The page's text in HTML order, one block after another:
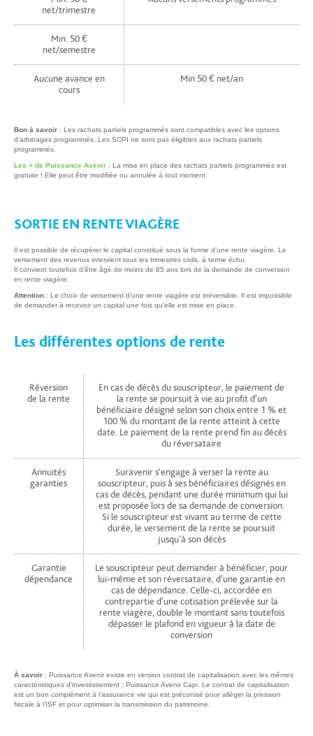
net/trimestre
Min. 50 €
net/semestre
Aucune avance en
cours
Min 50 € net/an
Bon à savoir : Les rachats partiels programmés sont compatibles avec les options
d’arbitrages programmés. Les SCPI ne sont pas éligibles aux rachats partiels
programmés.
Les + de Puissance Avenir : La mise en place des rachats partiels programmés est
gratuite ! Elle peut être modifiée ou annulée à tout moment.
SORTIE EN RENTE VIAGÈRE
Il est possible de récupérer le capital constitué sous la forme d’une rente viagère. Le
versement des revenus intervient tous les trimestres civils, à terme échu.
Il convient toutefois d’être âgé de moins de 85 ans lors de la demande de conversion
en rente viagère.
Attention : Le choix de versement d'une rente viagère est irréversible. Il est impossible
de demander à recevoir un capital une fois qu’elle est mise en place.
Les différentes options de rente
Réversion
de la rente
En cas de décès du souscripteur, le paiement de
la rente se poursuit à vie au profit d'un
bénéficiaire désigné selon son choix entre 1 % et
100 % du montant de la rente atteint à cette
date. Le paiement de la rente prend fin au décès
du réversataire
Annuités
garanties
Suravenir s'engage à verser la rente au
souscripteur, puis à ses bénéficiaires désignés en
cas de décès, pendant une durée minimum qui lui
est proposée lors de sa demande de conversion.
Si le souscripteur est vivant au terme de cette
durée, le versement de la rente se poursuit
jusqu'à son décès
Garantie
dépendance
Le souscripteur peut demander à bénéficier, pour
lui-même et son réversataire, d'une garantie en
cas de dépendance. Celle-ci, accordée en
contrepartie d'une cotisation prélevée sur la
rente viagère, double le montant sans toutefois
dépasser le plafond en vigueur à la date de
conversion
À savoir : Puissance Avenir existe en version contrat de capitalisation avec les mêmes
caractéristiques d’investissement : Puissance Avenir Capi. Le contrat de capitalisation
est un bon complément à l’assurance vie qui est préconisé pour alléger la pression
fiscale à l’ISF et pour optimiser la transmission du patrimoine.